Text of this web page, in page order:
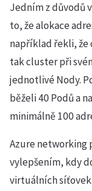
Jedním z důvodů
to, že alokace
například řekli, že
tak cluster při
jednotlivé Nody.
běželi 40 Podů a
minimálně 100
Azure networking
vylepšením, kdy
virtuálních síťovek